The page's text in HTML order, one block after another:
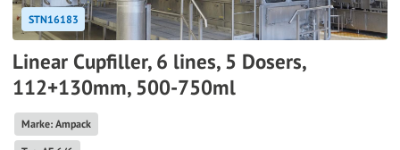
STN16183
Linear Cupfiller, 6 lines, 5 Dosers,
112+130mm, 500-750ml
Marke: Ampack